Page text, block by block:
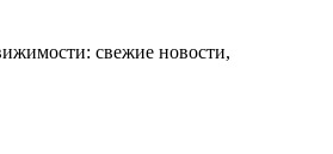
свежие новости,